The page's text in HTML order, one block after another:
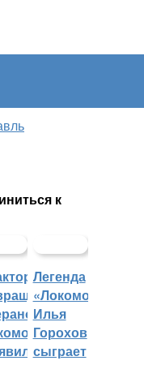
к
Легенда
«Локомотива»
Илья
Горохов
сыграет